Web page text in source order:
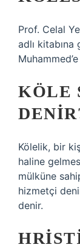
Prof. Celal
adlı
KÖLE
Kölelik, bir
haline
mülküne
hizmetçi
denir.